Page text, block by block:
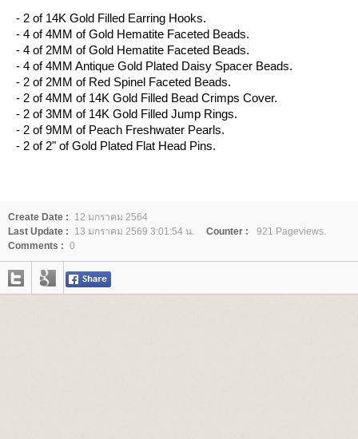
- 2 of 14K Gold Filled Earring Hooks.
- 4 of 4MM of Gold Hematite Faceted Beads.
- 4 of 2MM of Gold Hematite Faceted Beads.
- 4 of 4MM Antique Gold Plated Daisy Spacer Beads.
- 2 of 2MM of Red Spinel Faceted Beads.
- 2 of 4MM of 14K Gold Filled Bead Crimps Cover.
- 2 of 3MM of 14K Gold Filled Jump Rings.
- 2 of 9MM of Peach Freshwater Pearls.
- 2 of 2" of Gold Plated Flat Head Pins.
Create Date :
12 มกราคม 2564
Last Update :
13 มกราคม 2569 3:01:54 น. Counter :
921 Pageviews.
Comments : 0